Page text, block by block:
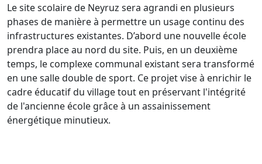
Le site scolaire de Neyruz sera agrandi en plusieurs
phases de manière à permettre un usage continu des
infrastructures existantes. D’abord une nouvelle école
prendra place au nord du site. Puis, en un deuxième
temps, le complexe communal existant sera transformé
en une salle double de sport. Ce projet vise à enrichir le
cadre éducatif du village tout en préservant l'intégrité
de l'ancienne école grâce à un assainissement
énergétique minutieux.